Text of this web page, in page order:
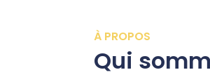
À PROPOS
Qui